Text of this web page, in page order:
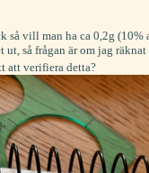
så vill man ha ca 0,2g
ut, så frågan är om jag
att verifiera detta?